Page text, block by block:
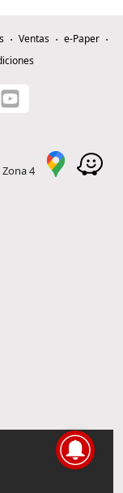
Ventas
e-Paper
4